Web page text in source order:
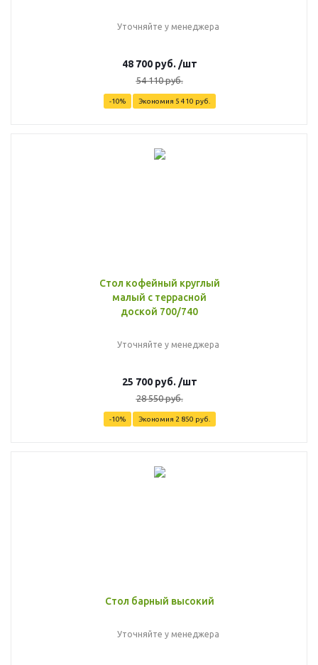
Уточняйте у менеджера
48 700руб. /шт
54 110руб.
-10% Экономия 5 410 руб.
Стол кофейный круглый
малый с террасной
доской 700/740
Уточняйте у менеджера
25 700руб. /шт
28 550руб.
-10% Экономия 2 850 руб.
Стол барный высокий
Уточняйте у менеджера